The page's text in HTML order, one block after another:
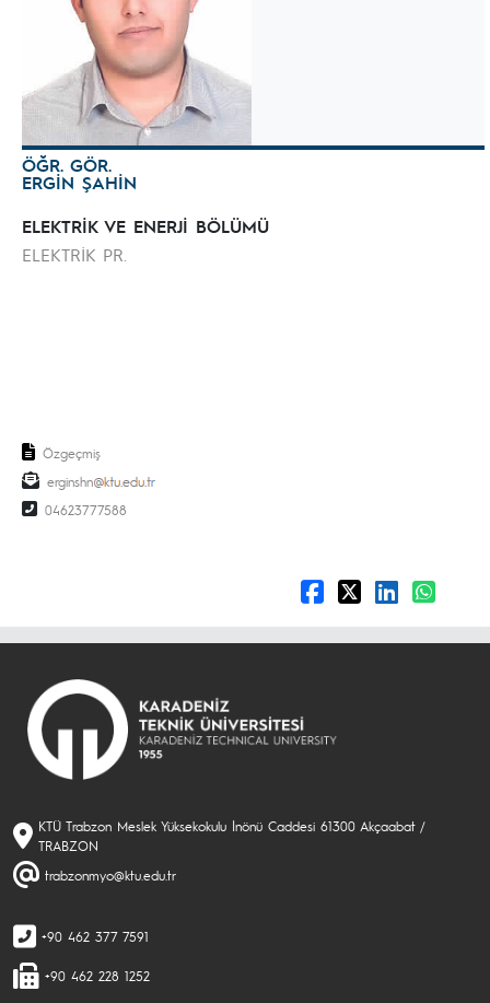
ÖĞR. GÖR.
ERGİN ŞAHİN
ELEKTRİK VE ENERJİ BÖLÜMÜ
ELEKTRİK PR.
Özgeçmiş
erginshn
04623777588
KTÜ Trabzon Meslek Yüksekokulu İnönü Caddesi 61300 Akçaabat /
TRABZON
trabzonmyo@ktu.edu.tr
+90 462 377 7591
+90 462 228 1252